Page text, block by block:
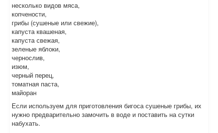
несколько видов мяса,
копчености,
грибы (сушеные или свежие),
капуста квашеная,
капуста свежая,
зеленые яблоки,
чернослив,
изюм,
черный перец,
томатная паста,
майоран
Если используем для приготовления бигоса сушеные грибы, их
нужно предварительно замочить в воде и поставить на сутки
набухать.